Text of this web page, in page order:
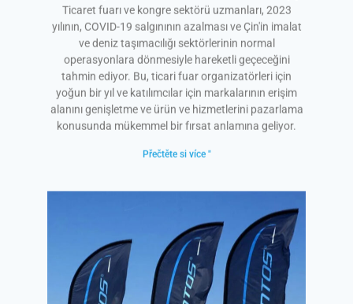
Ticaret fuarı ve kongre sektörü uzmanları, 2023
yılının, COVID-19 salgınının azalması ve Çin'in imalat
ve deniz taşımacılığı sektörlerinin normal
operasyonlara dönmesiyle hareketli geçeceğini
tahmin ediyor. Bu, ticari fuar organizatörleri için
yoğun bir yıl ve katılımcılar için markalarının erişim
alanını genişletme ve ürün ve hizmetlerini pazarlama
konusunda mükemmel bir fırsat anlamına geliyor.
Přečtěte si více "